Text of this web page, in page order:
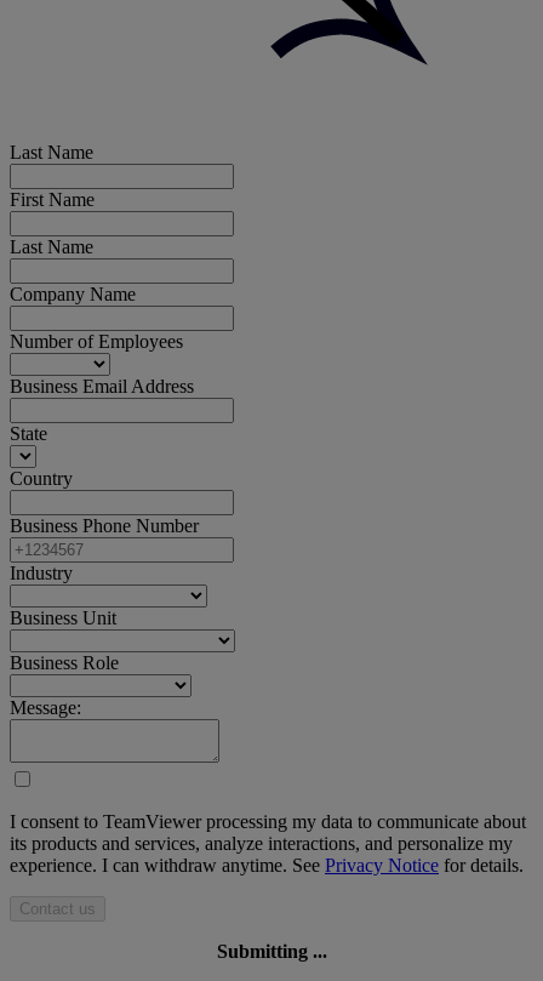
Last Name
First Name
Last Name
Company Name
Number of Employees
Business Email Address
State
Country
Business Phone Number
Industry
Business Unit
Business Role
Message:
I consent to TeamViewer processing my data to communicate about
its products and services, analyze interactions, and personalize my
experience. I can withdraw anytime. See Privacy Notice for details.
Contact us
Submitting ...